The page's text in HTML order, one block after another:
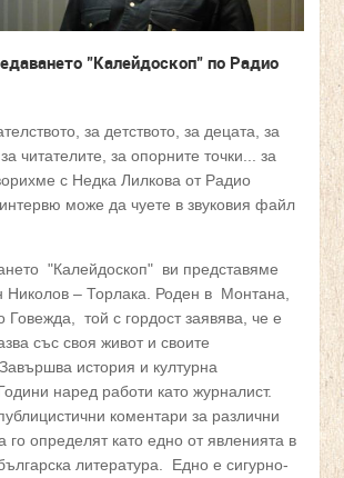
"Калейдоскоп" по Радио
за детството, за децата, за
читателите, за опорните точки... за
с Недка Лилкова от Радио
може да чуете в звуковия файл
"Калейдоскоп" ви представяме
Николов – Торлака. Роден в Монтана,
Говежда, той с гордост заявява, че е
със своя живот и своите
история и културна
наред работи като журналист.
коментари за различни
определят като едно от явленията в
литература. Едно е сигурно-